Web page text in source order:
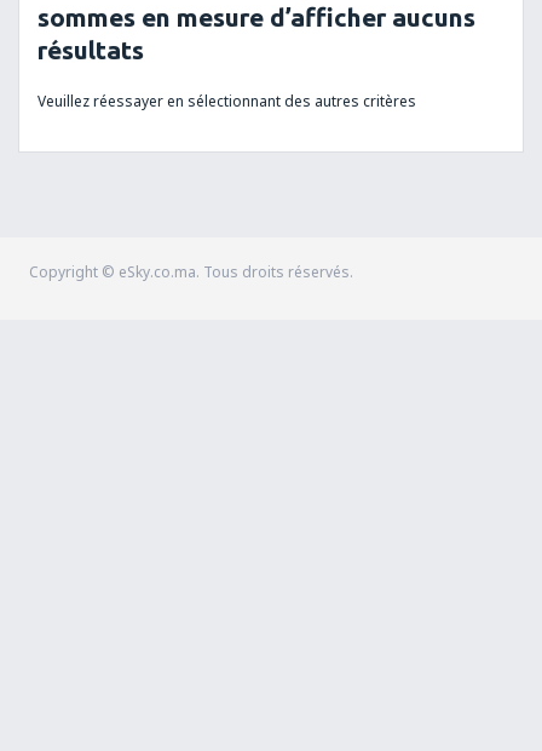
sommes en mesure d’afficher aucuns
résultats
Veuillez réessayer en sélectionnant des autres critères
Copyright © eSky.co.ma. Tous droits réservés.